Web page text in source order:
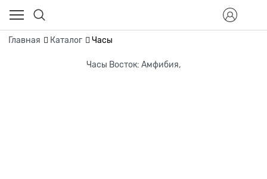
Главная Каталог Часы
Часы Восток: Амфибия,